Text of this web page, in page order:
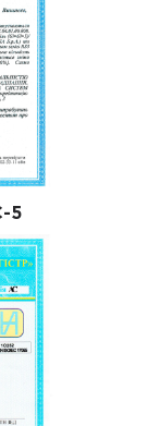
5